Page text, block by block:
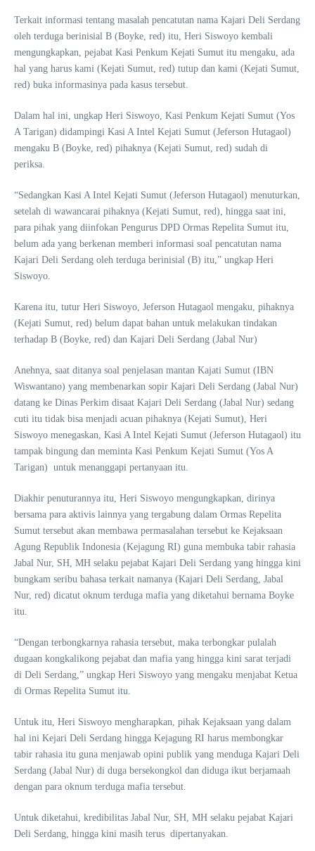
Terkait informasi tentang masalah pencatutan nama Kajari Deli Serdang
oleh terduga berinisial B (Boyke, red) itu, Heri Siswoyo kembali
mengungkapkan, pejabat Kasi Penkum Kejati Sumut itu mengaku, ada
hal yang harus kami (Kejati Sumut, red) tutup dan kami (Kejati Sumut,
red) buka informasinya pada kasus tersebut.
Dalam hal ini, ungkap Heri Siswoyo, Kasi Penkum Kejati Sumut (Yos
A Tarigan) didampingi Kasi A Intel Kejati Sumut (Jeferson Hutagaol)
mengaku B (Boyke, red) pihaknya (Kejati Sumut, red) sudah di
periksa.
“Sedangkan Kasi A Intel Kejati Sumut (Jeferson Hutagaol) menuturkan,
setelah di wawancarai pihaknya (Kejati Sumut, red), hingga saat ini,
para pihak yang diinfokan Pengurus DPD Ormas Repelita Sumut itu,
belum ada yang berkenan memberi informasi soal pencatutan nama
Kajari Deli Serdang oleh terduga berinisial (B) itu,” ungkap Heri
Siswoyo.
Karena itu, tutur Heri Siswoyo, Jeferson Hutagaol mengaku, pihaknya
(Kejati Sumut, red) belum dapat bahan untuk melakukan tindakan
terhadap B (Boyke, red) dan Kajari Deli Serdang (Jabal Nur)
Anehnya, saat ditanya soal penjelasan mantan Kajati Sumut (IBN
Wiswantano) yang membenarkan sopir Kajari Deli Serdang (Jabal Nur)
datang ke Dinas Perkim disaat Kajari Deli Serdang (Jabal Nur) sedang
cuti itu tidak bisa menjadi acuan pihaknya (Kejati Sumut), Heri
Siswoyo menegaskan, Kasi A Intel Kejati Sumut (Jeferson Hutagaol) itu
tampak bingung dan meminta Kasi Penkum Kejati Sumut (Yos A
Tarigan) untuk menanggapi pertanyaan itu.
Diakhir penuturannya itu, Heri Siswoyo mengungkapkan, dirinya
bersama para aktivis lainnya yang tergabung dalam Ormas Repelita
Sumut tersebut akan membawa permasalahan tersebut ke Kejaksaan
Agung Republik Indonesia (Kejagung RI) guna membuka tabir rahasia
Jabal Nur, SH, MH selaku pejabat Kajari Deli Serdang yang hingga kini
bungkam seribu bahasa terkait namanya (Kajari Deli Serdang, Jabal
Nur, red) dicatut oknum terduga mafia yang diketahui bernama Boyke
itu.
“Dengan terbongkarnya rahasia tersebut, maka terbongkar pulalah
dugaan kongkalikong pejabat dan mafia yang hingga kini sarat terjadi
di Deli Serdang,” ungkap Heri Siswoyo yang mengaku menjabat Ketua
di Ormas Repelita Sumut itu.
Untuk itu, Heri Siswoyo mengharapkan, pihak Kejaksaan yang dalam
hal ini Kejari Deli Serdang hingga Kejagung RI harus membongkar
tabir rahasia itu guna menjawab opini publik yang menduga Kajari Deli
Serdang (Jabal Nur) di duga bersekongkol dan diduga ikut berjamaah
dengan para oknum terduga mafia tersebut.
Untuk diketahui, kredibilitas Jabal Nur, SH, MH selaku pejabat Kajari
Deli Serdang, hingga kini masih terus dipertanyakan.